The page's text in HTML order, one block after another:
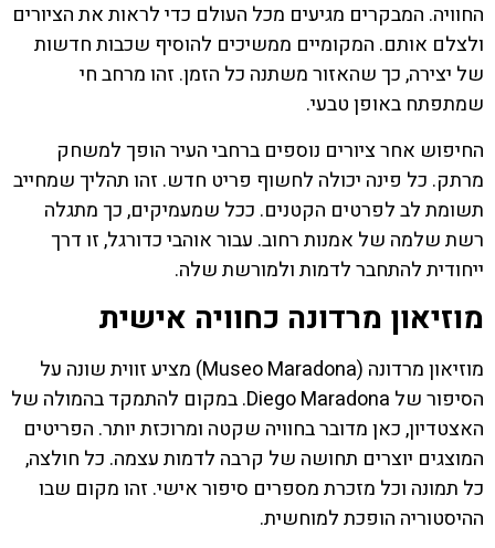
החוויה. המבקרים מגיעים מכל העולם כדי לראות את הציורים
ולצלם אותם. המקומיים ממשיכים להוסיף שכבות חדשות
של יצירה, כך שהאזור משתנה כל הזמן. זהו מרחב חי
שמתפתח באופן טבעי.
החיפוש אחר ציורים נוספים ברחבי העיר הופך למשחק
מרתק. כל פינה יכולה לחשוף פריט חדש. זהו תהליך שמחייב
תשומת לב לפרטים הקטנים. ככל שמעמיקים, כך מתגלה
רשת שלמה של אמנות רחוב. עבור אוהבי כדורגל, זו דרך
ייחודית להתחבר לדמות ולמורשת שלה.
מוזיאון מרדונה כחוויה אישית
מוזיאון מרדונה (Museo Maradona) מציע זווית שונה על
הסיפור של Diego Maradona. במקום להתמקד בהמולה של
האצטדיון, כאן מדובר בחוויה שקטה ומרוכזת יותר. הפריטים
המוצגים יוצרים תחושה של קרבה לדמות עצמה. כל חולצה,
כל תמונה וכל מזכרת מספרים סיפור אישי. זהו מקום שבו
ההיסטוריה הופכת למוחשית.